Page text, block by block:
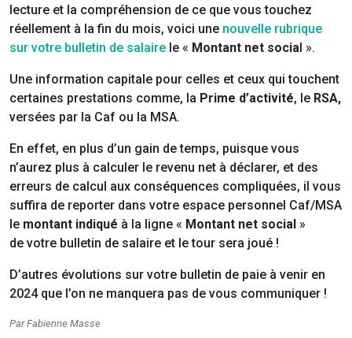
lecture et la compréhension de ce que vous touchez
réellement à la fin du mois, voici une nouvelle rubrique
sur votre bulletin de salaire le « Montant net socia l ».
Une information capitale pour celles et ceux qui touchent
certaines prestations comme, la Prime d’activité, le RSA,
versées par la Caf ou la MSA.
En effet, en plus d’un gain de temps, puisque vous
n’aurez plus à calculer le revenu net à déclarer, et des
erreurs de calcul aux conséquences compliquées, il vous
suffira de reporter dans votre espace personnel Caf/MSA
le montant indiqué à la ligne « Montant net social »
de votre bulletin de salaire et le tour sera joué !
D’autres évolutions sur votre bulletin de paie à venir en
2024 que l’on ne manquera pas de vous communiquer !
Par Fabienne Masse